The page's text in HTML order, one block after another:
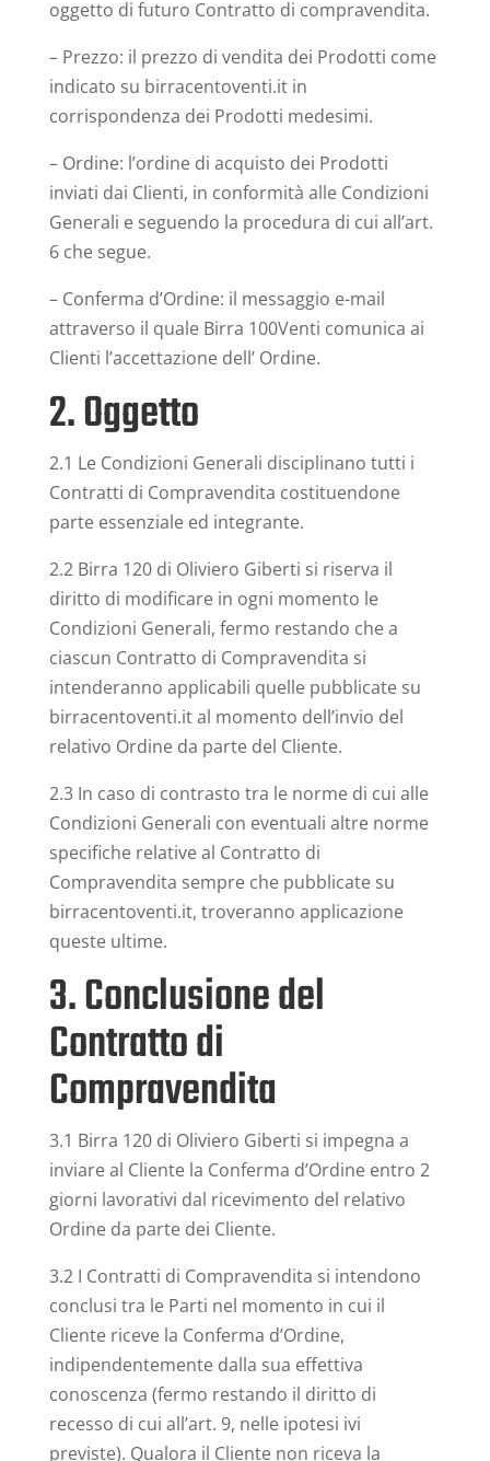
oggetto di futuro Contratto di compravendita.
– Prezzo: il prezzo di vendita dei Prodotti come
indicato su birracentoventi.it in
corrispondenza dei Prodotti medesimi.
– Ordine: l’ordine di acquisto dei Prodotti
inviati dai Clienti, in conformità alle Condizioni
Generali e seguendo la procedura di cui all’art.
6 che segue.
– Conferma d’Ordine: il messaggio e-mail
attraverso il quale Birra 100Venti comunica ai
Clienti l’accettazione dell’ Ordine.
2. Oggetto
2.1 Le Condizioni Generali disciplinano tutti i
Contratti di Compravendita costituendone
parte essenziale ed integrante.
2.2 Birra 120 di Oliviero Giberti si riserva il
diritto di modificare in ogni momento le
Condizioni Generali, fermo restando che a
ciascun Contratto di Compravendita si
intenderanno applicabili quelle pubblicate su
birracentoventi.it al momento dell’invio del
relativo Ordine da parte del Cliente.
2.3 In caso di contrasto tra le norme di cui alle
Condizioni Generali con eventuali altre norme
specifiche relative al Contratto di
Compravendita sempre che pubblicate su
birracentoventi.it, troveranno applicazione
queste ultime.
3. Conclusione del
Contratto di
Compravendita
3.1 Birra 120 di Oliviero Giberti si impegna a
inviare al Cliente la Conferma d’Ordine entro 2
giorni lavorativi dal ricevimento del relativo
Ordine da parte dei Cliente.
3.2 I Contratti di Compravendita si intendono
conclusi tra le Parti nel momento in cui il
Cliente riceve la Conferma d’Ordine,
indipendentemente dalla sua effettiva
conoscenza (fermo restando il diritto di
recesso di cui all’art. 9, nelle ipotesi ivi
previste). Qualora il Cliente non riceva la